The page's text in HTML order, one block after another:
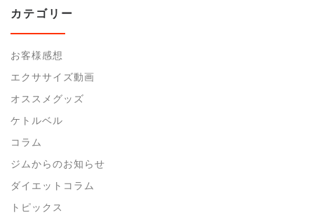
カテゴリー
お客様感想
エクササイズ動画
オススメグッズ
ケトルベル
コラム
ジムからのお知らせ
ダイエットコラム
トピックス